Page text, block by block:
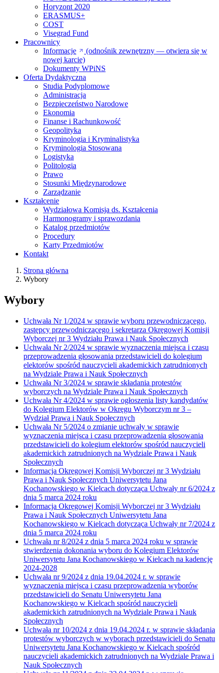
Horyzont 2020
ERASMUS+
COST
Visegrad Fund
Pracownicy
Informacje
(odnośnik zewnętrzny — otwiera się w
nowej karcie)
Dokumenty WPiNS
Oferta Dydaktyczna
Studia Podyplomowe
Administracja
Bezpieczeństwo Narodowe
Ekonomia
Finanse i Rachunkowość
Geopolityka
Kryminologia i Kryminalistyka
Kryminologia Stosowana
Logistyka
Politologia
Prawo
Stosunki Międzynarodowe
Zarządzanie
Kształcenie
Wydziałowa Komisja ds. Kształcenia
Harmonogramy i sprawozdania
Katalog przedmiotów
Procedury
Karty Przedmiotów
Kontakt
Strona główna
Wybory
Wybory
Uchwała Nr 1/2024 w sprawie wyboru przewodniczącego,
zastępcy przewodniczącego i sekretarza Okręgowej Komisji
Wyborczej nr 3 Wydziału Prawa i Nauk Społecznych
Uchwała Nr 2/2024 w sprawie wyznaczenia miejsca i czasu
przeprowadzenia głosowania przedstawicieli do kolegium
elektorów spośród nauczycieli akademickich zatrudnionych
na Wydziale Prawa i Nauk Społecznych
Uchwała Nr 3/2024 w sprawie składania protestów
wyborczych na Wydziale Prawa i Nauk Społecznych
Uchwała Nr 4/2024 w sprawie ogłoszenia listy kandydatów
do Kolegium Elektorów w Okręgu Wyborczym nr 3 –
Wydział Prawa i Nauk Społecznych
Uchwała Nr 5/2024 o zmianie uchwały w sprawie
wyznaczenia miejsca i czasu przeprowadzenia głosowania
przedstawicieli do kolegium elektorów spośród nauczycieli
akademickich zatrudnionych na Wydziale Prawa i Nauk
Społecznych
Informacja Okręgowej Komisji Wyborczej nr 3 Wydziału
Prawa i Nauk Społecznych Uniwersytetu Jana
Kochanowskiego w Kielcach dotycząca Uchwały nr 6/2024 z
dnia 5 marca 2024 roku
Informacja Okręgowej Komisji Wyborczej nr 3 Wydziału
Prawa i Nauk Społecznych Uniwersytetu Jana
Kochanowskiego w Kielcach dotycząca Uchwały nr 7/2024 z
dnia 5 marca 2024 roku
Uchwała nr 8/2024 z dnia 5 marca 2024 roku w sprawie
stwierdzenia dokonania wyboru do Kolegium Elektorów
Uniwersytetu Jana Kochanowskiego w Kielcach na kadencję
2024-2028
Uchwała nr 9/2024 z dnia 19.04.2024 r. w sprawie
wyznaczenia miejsca i czasu przeprowadzenia wyborów
przedstawicieli do Senatu Uniwersytetu Jana
Kochanowskiego w Kielcach spośród nauczycieli
akademickich zatrudnionych na Wydziale Prawa i Nauk
Społecznych
Uchwała nr 10/2024 z dnia 19.04.2024 r. w sprawie składania
protestów wyborczych w wyborach przedstawicieli do Senatu
Uniwersytetu Jana Kochanowskiego w Kielcach spośród
nauczycieli akademickich zatrudnionych na Wydziale Prawa i
Nauk Społecznych